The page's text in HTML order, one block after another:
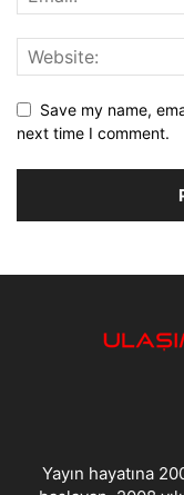
Save my name,
next time I comment.
Yayın hayatına